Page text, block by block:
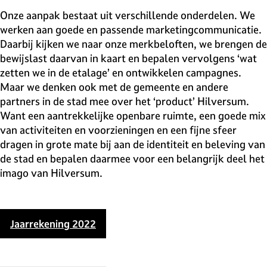
Onze aanpak bestaat uit verschillende onderdelen. We
werken aan goede en passende marketingcommunicatie.
Daarbij kijken we naar onze merkbeloften, we brengen de
bewijslast daarvan in kaart en bepalen vervolgens ‘wat
zetten we in de etalage’ en ontwikkelen campagnes.
Maar we denken ook met de gemeente en andere
partners in de stad mee over het ‘product’ Hilversum.
Want een aantrekkelijke openbare ruimte, een goede mix
van activiteiten en voorzieningen en een fijne sfeer
dragen in grote mate bij aan de identiteit en beleving van
de stad en bepalen daarmee voor een belangrijk deel het
imago van Hilversum.
Jaarrekening 2022